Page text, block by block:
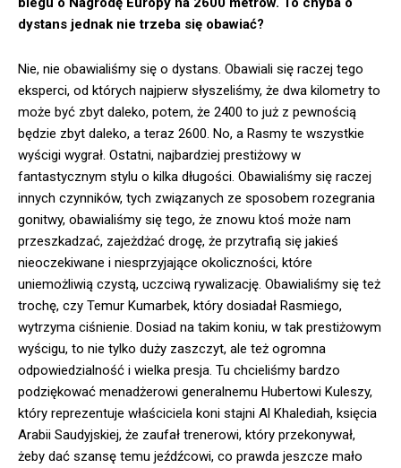
dystans jednak nie trzeba się obawiać?
Nie, nie obawialiśmy się o dystans. Obawiali się raczej tego
eksperci, od których najpierw słyszeliśmy, że dwa kilometry to
może być zbyt daleko, potem, że 2400 to już z pewnością
będzie zbyt daleko, a teraz 2600. No, a Rasmy te wszystkie
wyścigi wygrał. Ostatni, najbardziej prestiżowy w
fantastycznym stylu o kilka długości. Obawialiśmy się raczej
innych czynników, tych związanych ze sposobem rozegrania
gonitwy, obawialiśmy się tego, że znowu ktoś może nam
przeszkadzać, zajeżdżać drogę, że przytrafią się jakieś
nieoczekiwane i niesprzyjające okoliczności, które
uniemożliwią czystą, uczciwą rywalizację. Obawialiśmy się też
trochę, czy Temur Kumarbek, który dosiadał Rasmiego,
wytrzyma ciśnienie. Dosiad na takim koniu, w tak prestiżowym
wyścigu, to nie tylko duży zaszczyt, ale też ogromna
odpowiedzialność i wielka presja. Tu chcieliśmy bardzo
podziękować menadżerowi generalnemu Hubertowi Kuleszy,
który reprezentuje właściciela koni stajni Al Khalediah, księcia
Arabii Saudyjskiej, że zaufał trenerowi, który przekonywał,
żeby dać szansę temu jeźdźcowi, co prawda jeszcze mało